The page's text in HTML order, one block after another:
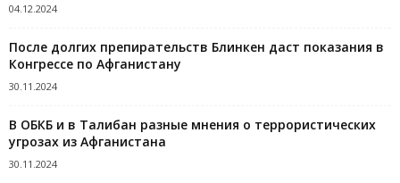
04.12.2024
После долгих препирательств Блинкен даст показания в
Конгрессе по Афганистану
30.11.2024
В ОБКБ и в Талибан разные мнения о террористических
угрозах из Афганистана
30.11.2024